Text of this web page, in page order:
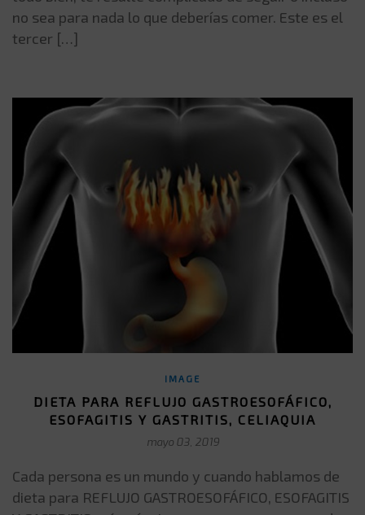
no sea para nada lo que deberías comer. Este es el
tercer […]
IMAGE
DIETA PARA REFLUJO GASTROESOFÁFICO,
ESOFAGITIS Y GASTRITIS, CELIAQUIA
mayo 03, 2019
Cada persona es un mundo y cuando hablamos de
dieta para REFLUJO GASTROESOFÁFICO, ESOFAGITIS